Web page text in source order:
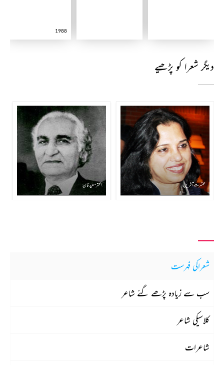
1988
دیگر شعرا کو پڑھیے
عشرت آفریں اختر سعید خان
شعراکی فہرست
سب سے زیادہ پڑھے گئے شاعر
کلاسیکی شاعر
شاعرات